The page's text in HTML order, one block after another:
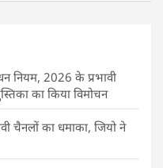
नियम, 2026 के प्रभावी
का किया विमोचन
चैनलों का धमाका, जियो ने